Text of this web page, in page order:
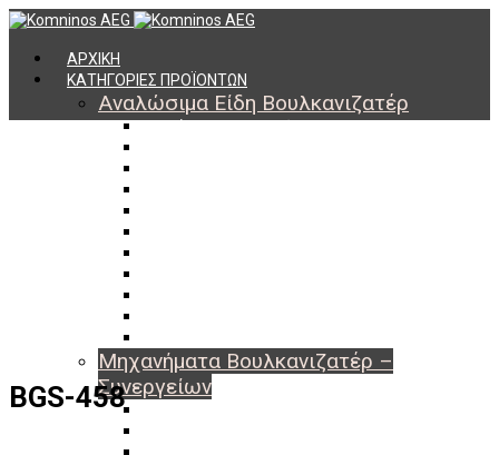
ΑΡΧΙΚΗ
ΚΑΤΗΓΟΡΙΕΣ ΠΡΟΪΟΝΤΩΝ
Αναλώσιμα Είδη Βουλκανιζατέρ
Μηχανήματα Βουλκανιζατέρ –
Συνεργείων
BGS-458